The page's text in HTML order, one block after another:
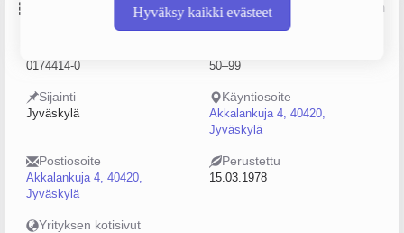
Hyväksy kaikki evästeetLähde: YTJ, PRH, Traficom
0174414-0 50–99
Sijainti
Jyväskylä
Käyntiosoite
Akkalankuja 4, 40420,
Jyväskylä
Postiosoite
Akkalankuja 4, 40420,
Jyväskylä
Perustettu
15.03.1978
Yrityksen kotisivut